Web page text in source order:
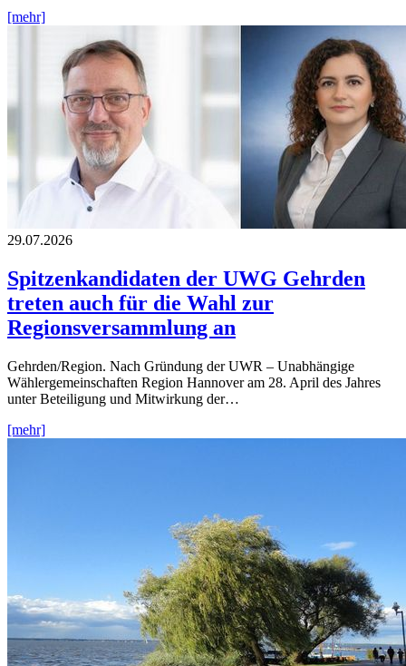
[mehr]
29.07.2026
Spitzenkandidaten der UWG Gehrden
treten auch für die Wahl zur
Regionsversammlung an
Gehrden/Region. Nach Gründung der UWR – Unabhängige
Wählergemeinschaften Region Hannover am 28. April des Jahres
unter Beteiligung und Mitwirkung der…
[mehr]